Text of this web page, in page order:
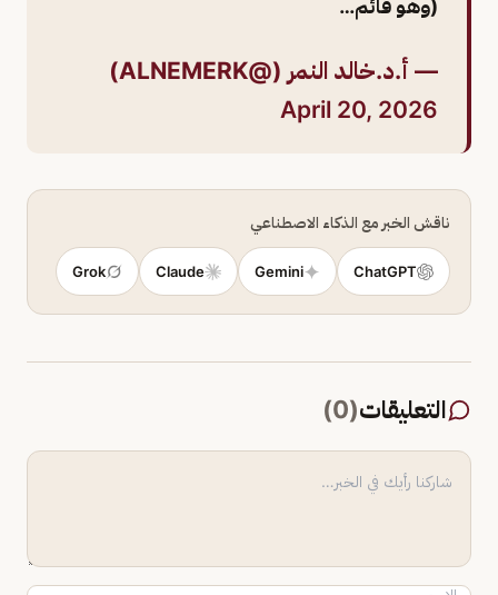
(وهو قائم…
— أ.د.خالد النمر (@ALNEMERK)
April 20, 2026
ناقش الخبر مع الذكاء الاصطناعي
ChatGPT
Gemini
Claude
Grok
التعليقات(
0
)